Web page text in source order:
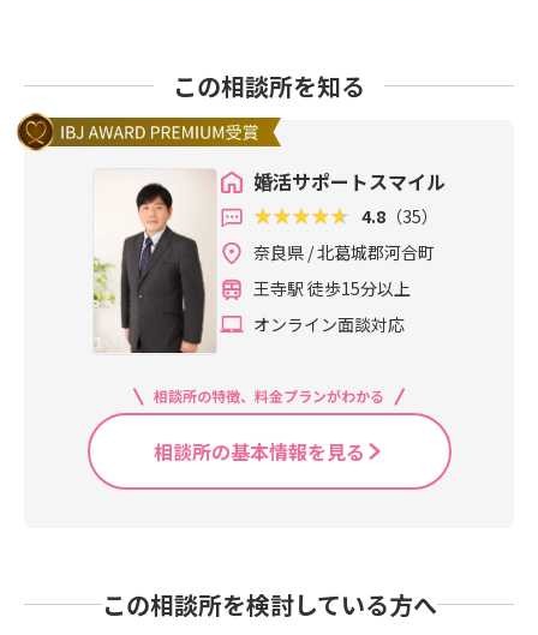
この相談所を知る
婚活サポートスマイル
4.8 （35）
奈良県 / 北葛城郡河合町
王寺駅 徒歩15分以上
オンライン面談対応
相談所の特徴、料金プランがわかる
相談所の基本情報を見る
この相談所を検討している方へ